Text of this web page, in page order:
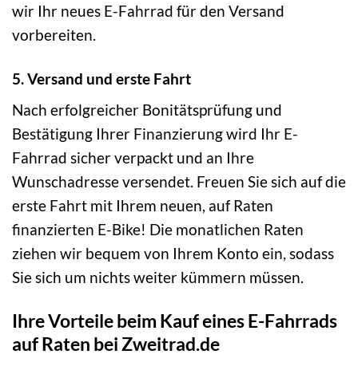
wir Ihr neues E-Fahrrad für den Versand
vorbereiten.
5. Versand und erste Fahrt
Nach erfolgreicher Bonitätsprüfung und
Bestätigung Ihrer Finanzierung wird Ihr E-
Fahrrad sicher verpackt und an Ihre
Wunschadresse versendet. Freuen Sie sich auf die
erste Fahrt mit Ihrem neuen, auf Raten
finanzierten E-Bike! Die monatlichen Raten
ziehen wir bequem von Ihrem Konto ein, sodass
Sie sich um nichts weiter kümmern müssen.
Ihre Vorteile beim Kauf eines E-Fahrrads
auf Raten bei Zweitrad.de